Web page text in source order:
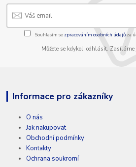
Souhlasím se zpracováním osobních údajůza
Můžete se kdykoli odhlásit.
Informace pro zákazníky
O nás
Jak nakupovat
Obchodní podmínky
Kontakty
Ochrana soukromí